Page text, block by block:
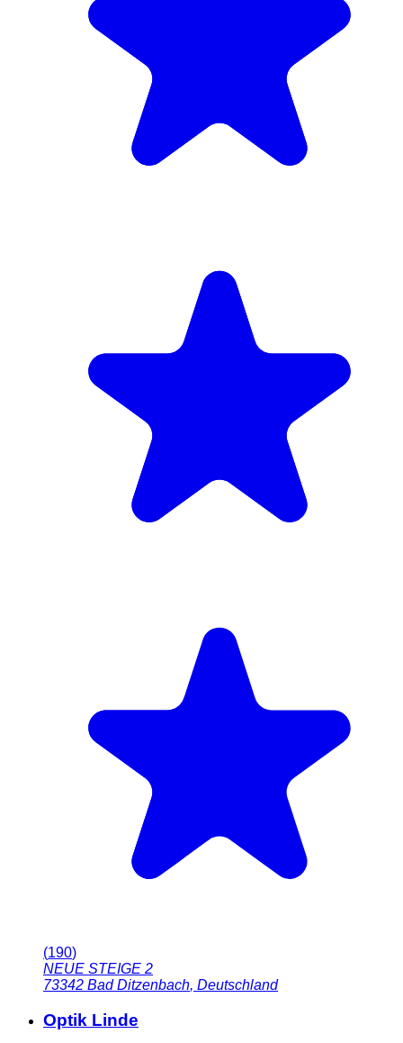
(190)
NEUE STEIGE 2
73342 Bad Ditzenbach, Deutschland
Optik Linde